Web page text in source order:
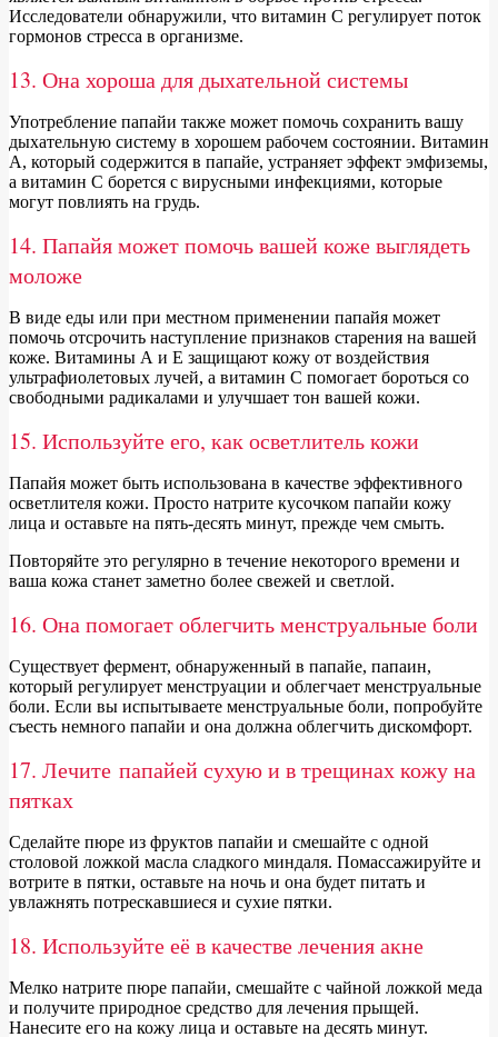
Исследователи обнаружили, что витамин С регулирует поток
гормонов стресса в организме.
13. Она хороша для дыхательной системы
Употребление папайи также может помочь сохранить вашу
дыхательную систему в хорошем рабочем состоянии. Витамин
А, который содержится в папайе, устраняет эффект эмфиземы,
а витамин С борется с вирусными инфекциями, которые
могут повлиять на грудь.
14. Папайя может помочь вашей коже выглядеть
моложе
В виде еды или при местном применении папайя может
помочь отсрочить наступление признаков старения на вашей
коже. Витамины А и Е защищают кожу от воздействия
ультрафиолетовых лучей, а витамин С помогает бороться со
свободными радикалами и улучшает тон вашей кожи.
15. Используйте его, как осветлитель кожи
Папайя может быть использована в качестве эффективного
осветлителя кожи. Просто натрите кусочком папайи кожу
лица и оставьте на пять-десять минут, прежде чем смыть.
Повторяйте это регулярно в течение некоторого времени и
ваша кожа станет заметно более свежей и светлой.
16. Она помогает облегчить менструальные боли
Существует фермент, обнаруженный в папайе, папаин,
который регулирует менструации и облегчает менструальные
боли. Если вы испытываете менструальные боли, попробуйте
съесть немного папайи и она должна облегчить дискомфорт.
17. Лечите папайей сухую и в трещинах кожу на
пятках
Сделайте пюре из фруктов папайи и смешайте с одной
столовой ложкой масла сладкого миндаля. Помассажируйте и
вотрите в пятки, оставьте на ночь и она будет питать и
увлажнять потрескавшиеся и сухие пятки.
18. Используйте её в качестве лечения акне
Мелко натрите пюре папайи, смешайте с чайной ложкой меда
и получите природное средство для лечения прыщей.
Нанесите его на кожу лица и оставьте на десять минут.